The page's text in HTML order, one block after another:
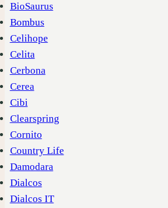
BioSaurus
Bombus
Celihope
Celita
Cerbona
Cerea
Cibi
Clearspring
Cornito
Country Life
Damodara
Dialcos
Dialcos IT